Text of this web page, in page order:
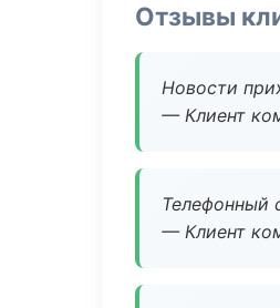
Отзывы
Новости
— Клиент
Телефонный
— Клиент